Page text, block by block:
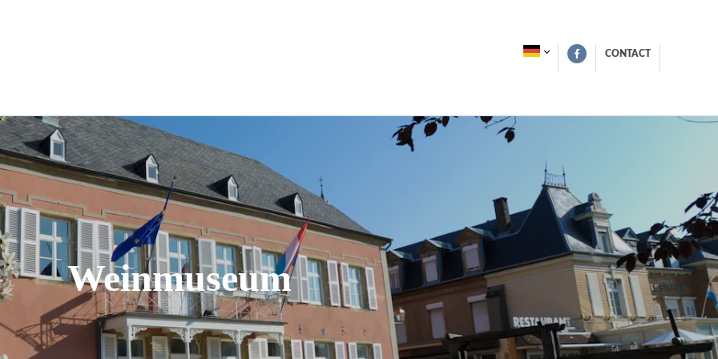
CONTACT
Besichtigung
Vortragszyklus
Vermietung
Fahrradverleih
Touristische Information
Weinmuseum